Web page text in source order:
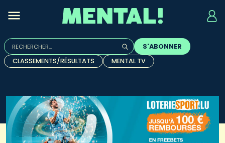
Rechercher :
Quand les résultats de l'auto-complétion sont
S'ABONNER
CLASSEMENTS/RÉSULTATS
MENTAL TV